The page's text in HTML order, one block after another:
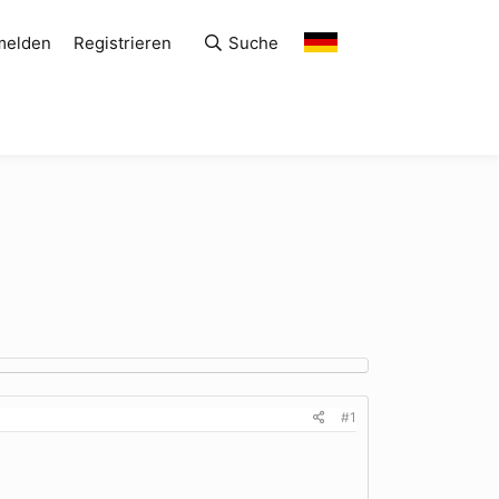
Registrieren Suche
#1